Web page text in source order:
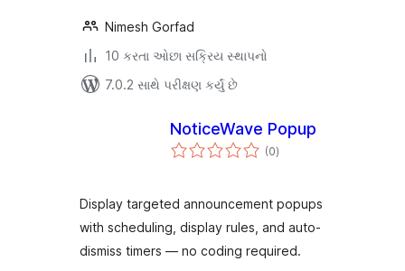
Nimesh Gorfad
10 કરતા ઓછા સક્રિય સ્થાપનો
7.0.2 સાથે પરીક્ષણ કર્યું છે
NoticeWave Popup
(0કુલ
રેટિંગ્સ
)
Display targeted announcement popups
with scheduling, display rules, and auto-
dismiss timers — no coding required.